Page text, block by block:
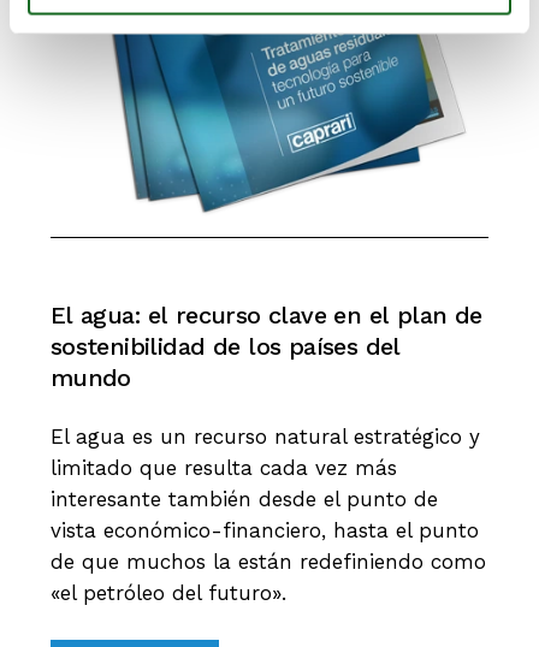
El agua: el recurso clave en el plan de
sostenibilidad de los países del
mundo
El agua es un recurso natural estratégico y
limitado que resulta cada vez más
interesante también desde el punto de
vista económico-financiero, hasta el punto
de que muchos la están redefiniendo como
«el petróleo del futuro».